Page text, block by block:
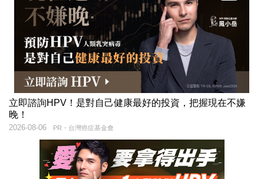
立即諮詢HPV！是對自己健康最好的投資，把握現在不嫌
晚！
PR・台灣癌症基金會
2026-08-06